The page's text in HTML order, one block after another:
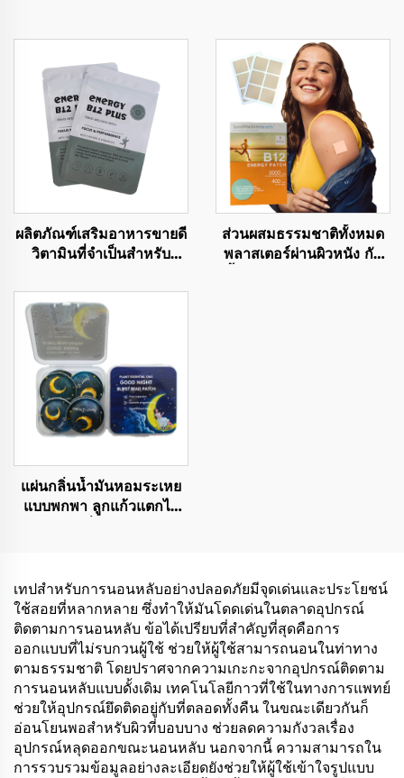
ผลิตภัณฑ์เสริมอาหารขายดี
วิตามินที่จำเป็นสำหรับ
แปะผิวสำหรับการดูแล
สุขภาพ
ส่วนผสมธรรมชาติทั้งหมด
พลาสเตอร์ผ่านผิวหนัง กัน
แผ่นกลิ่นน้ำมันหอมระเหย
แบบพกพา ลูกแก้วแตกได้
เทปสำหรับการนอนหลับอย่างปลอดภัยมีจุดเด่นและประโยชน์
ใช้สอยที่หลากหลาย ซึ่งทำให้มันโดดเด่นในตลาดอุปกรณ์
ติดตามการนอนหลับ ข้อได้เปรียบที่สำคัญที่สุดคือการ
ออกแบบที่ไม่รบกวนผู้ใช้ ช่วยให้ผู้ใช้สามารถนอนในท่าทาง
ตามธรรมชาติ โดยปราศจากความเกะกะจากอุปกรณ์ติดตาม
การนอนหลับแบบดั้งเดิม เทคโนโลยีกาวที่ใช้ในทางการแพทย์
ช่วยให้อุปกรณ์ยึดติดอยู่กับที่ตลอดทั้งคืน ในขณะเดียวกันก็
อ่อนโยนพอสำหรับผิวที่บอบบาง ช่วยลดความกังวลเรื่อง
อุปกรณ์หลุดออกขณะนอนหลับ นอกจากนี้ ความสามารถใน
การรวบรวมข้อมูลอย่างละเอียดยังช่วยให้ผู้ใช้เข้าใจรูปแบบ